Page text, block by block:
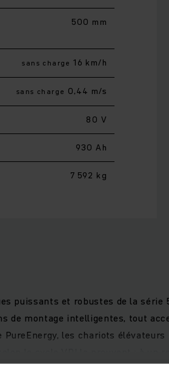
500 mm
sans charge 16 km/h
sans charge 0,44 m/s
80 V
930 Ah
7 592 kg
puissants et robustes de la
de montage intelligentes, tout
PureEnergy, les chariots